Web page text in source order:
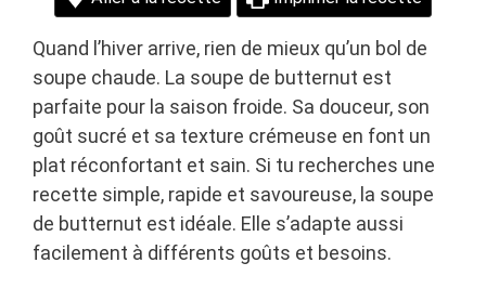
Quand l’hiver arrive, rien de mieux qu’un bol de
soupe chaude. La soupe de butternut est
parfaite pour la saison froide. Sa douceur, son
goût sucré et sa texture crémeuse en font un
plat réconfortant et sain. Si tu recherches une
recette simple, rapide et savoureuse, la soupe
de butternut est idéale. Elle s’adapte aussi
facilement à différents goûts et besoins.